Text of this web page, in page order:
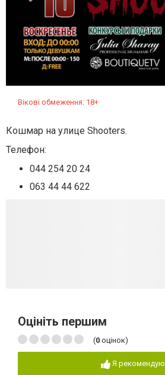
Вікові обмеження: 18+
Кошмар на улице Shooters.
Телефон:
044 254 20 24
063 44 44 622
Оцініть першим
(0 оцінок)
Я рекомендую